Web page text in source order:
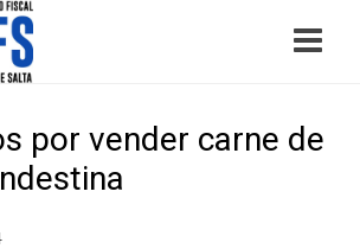
por vender carne de